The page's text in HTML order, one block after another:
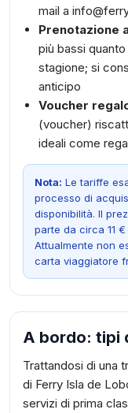
mail a
Prenotazione
più bassi
stagione; si
anticipo
Voucher
(voucher)
ideali come
Nota: Le tariffe
processo di
disponibilità. Il
parte da circa 11
Attualmente non
carta viaggiatore
A bordo: tipi
Trattandosi di una
di Ferry Isla de
servizi di prima